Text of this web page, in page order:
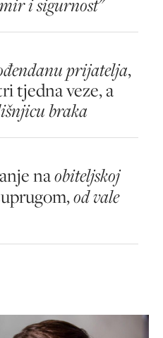
i sigurnost"
prijatelja,
tjedna veze, a
braka
naobiteljskoj
od vale